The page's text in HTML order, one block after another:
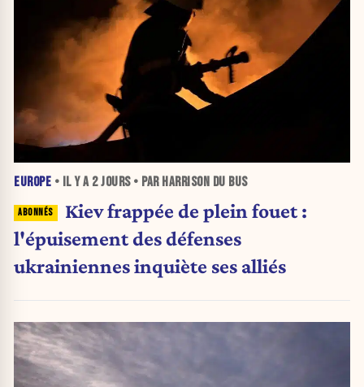
EUROPE • IL Y A 2 JOURS• PAR HARRISON DU BUS
Kiev frappée de plein fouet :
l'épuisement des défenses
ukrainiennes inquiète ses alliés